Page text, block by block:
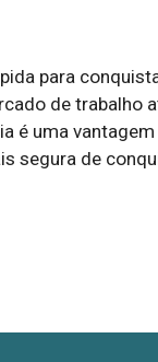
para
de trabalho
é uma
segura de